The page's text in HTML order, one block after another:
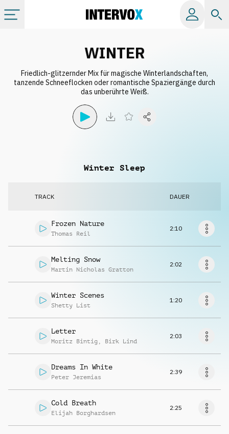
Alle Alben
Info
Musikanfrage
WINTER
Friedlich-glitzernder Mix für magische Winterlandschaften,
tanzende Schneeflocken oder romantische Spaziergänge durch
das unberührte Weiß.
Winter Sleep
TRACK DAUER
Frozen Nature
Thomas Reil
2:10
Melting Snow
Martin Nicholas Gratton
2:02
Winter Scenes
Shetty List
1:20
Letter
Moritz Bintig , Birk Lind
2:03
Dreams In White
Peter Jeremias
2:39
Cold Breath
Elijah Borghardsen
2:25